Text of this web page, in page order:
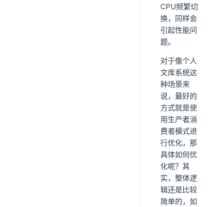
CPU频繁切
换，同样会
引起性能问
题。
对于像个人
文库系统这
种场景来
说，最好的
方式就是使
用生产者消
费者模式进
行优化，那
具体如何优
化呢？其
实，整体逻
辑还是比较
简单的，如